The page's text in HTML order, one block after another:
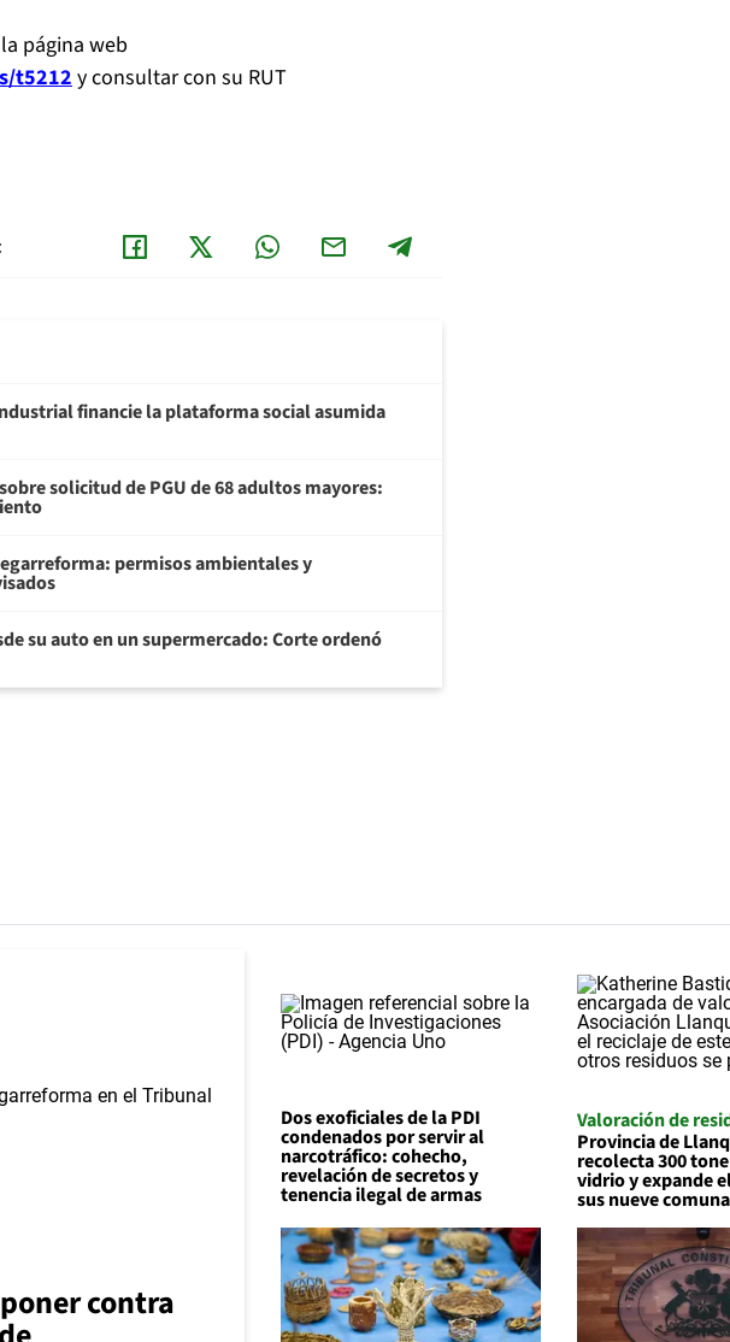
página web
t5212y consultar con su RUT
financie la plataforma social asumida
solicitud de PGU de 68 adultos mayores:
permisos ambientales y
su auto en un supermercado: Corte ordenó
contra
Dos exoficiales de la PDI
condenados por servir al
narcotráfico: cohecho,
revelación de secretos y
tenencia ilegal de armas
Valoración de
Provincia de
recolecta 300
vidrio y expande
sus nueve